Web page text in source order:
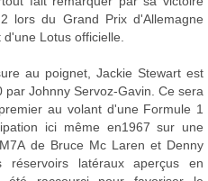
lors du Grand Prix d'Allemagne
Lotus officielle.
au poignet, Jackie Stewart est
Johnny Servoz-Gavin. Ce sera
au volant d'une Formule 1
ici même en1967 sur une
de Bruce Mc Laren et Denny
latéraux aperçus en